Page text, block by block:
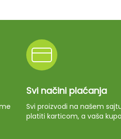
Svi načini plaćanja
Svi proizvodi na našem
platiti karticom, a vaša